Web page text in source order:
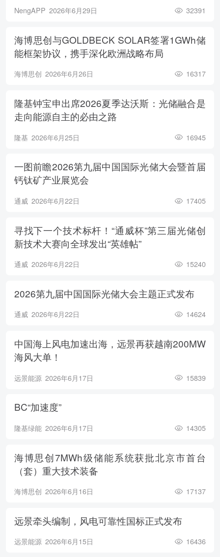
NengAPP 2026年6月29日 32391
海博思创与GOLDBECK SOLAR签署1GWh储
能框架协议，携手深化欧洲战略布局
海博思创 2026年6月26日 16317
隆基钟宝申出席2026夏季达沃斯：光储融合是
走向能源自主的必由之路
隆基 2026年6月25日 16945
一图前瞻2026第九届中国国际光储大会暨首届
钙钛矿产业展览会
通威 2026年6月22日 17405
寻找下一个技术标杆！“通威杯”第三届光储创
新技术大赛向全球发出“英雄帖”
通威 2026年6月22日 15240
2026第九届中国国际光储大会主题正式发布
通威 2026年6月22日 14624
中国海上风电加速出海，远景再获越南200MW
海风大单！
远景能源 2026年6月17日 15839
BC“加速度”
隆基绿能 2026年6月17日 14305
海博思创7MWh级储能系统获批北京市首台
（套）重大技术装备
海博思创 2026年6月16日 17137
远景牵头编制，风电可靠性国标正式发布
远景能源 2026年6月15日 16436